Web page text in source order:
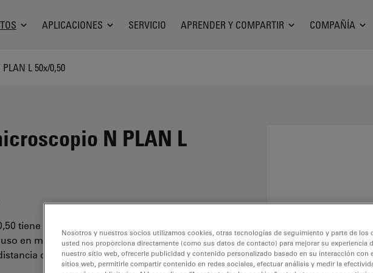
APLICACIONES SERVICIO APRENDER Y COMPARTIR COMPAÑÍA
L 50x/0,50
N PLAN L
tiene un aumento de 50X y una apertura
en medio seco y con una rosca de
de trabajo libre de 0,3 mm y un FN
Nosotros y nuestros socios utilizamos cookies, otras tecnologías de seguimiento y parte de los
usted nos proporciona directamente (como sus datos de contacto) para mejorar su experiencia
nuestro sitio web, ofrecerle publicidad y contenido personalizado basado en su interacción con
sitios web, permitirle compartir contenido en redes sociales, efectuar análisis y medir la